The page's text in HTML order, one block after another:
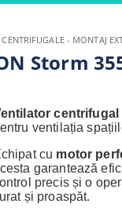
- MONTAJ
Storm
ventilația
cu motor
garantează
precis și o
și proaspăt.